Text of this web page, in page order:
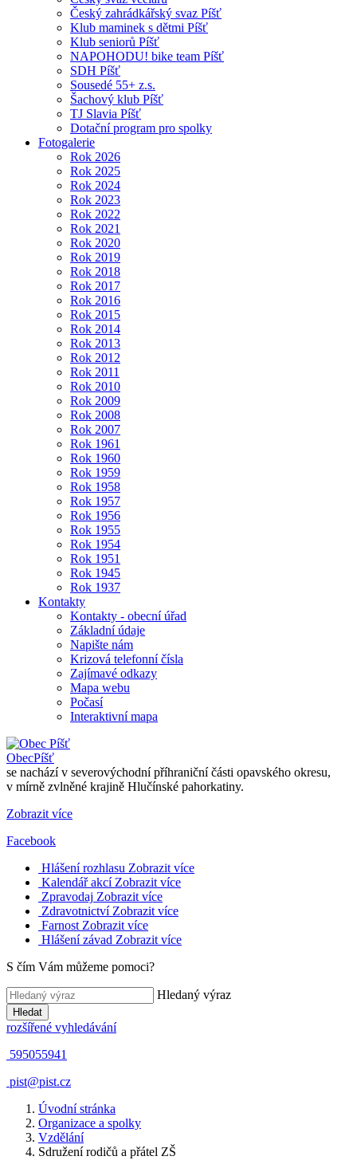
Český zahrádkářský svaz Píšť
Klub maminek s dětmi Píšť
Klub seniorů Píšť
NAPOHODU! bike team Píšť
SDH Píšť
Sousedé 55+ z.s.
Šachový klub Píšť
TJ Slavia Píšť
Dotační program pro spolky
Fotogalerie
Rok 2026
Rok 2025
Rok 2024
Rok 2023
Rok 2022
Rok 2021
Rok 2020
Rok 2019
Rok 2018
Rok 2017
Rok 2016
Rok 2015
Rok 2014
Rok 2013
Rok 2012
Rok 2011
Rok 2010
Rok 2009
Rok 2008
Rok 2007
Rok 1961
Rok 1960
Rok 1959
Rok 1958
Rok 1957
Rok 1956
Rok 1955
Rok 1954
Rok 1951
Rok 1945
Rok 1937
Kontakty
Kontakty - obecní úřad
Základní údaje
Napište nám
Krizová telefonní čísla
Zajímavé odkazy
Mapa webu
Počasí
Interaktivní mapa
ObecPíšť
se nachází v severovýchodní příhraniční části opavského okresu,
v mírně zvlněné krajině Hlučínské pahorkatiny.
Zobrazit více
Facebook
Hlášení rozhlasu Zobrazit více
Kalendář akcí Zobrazit více
Zpravodaj Zobrazit více
Zdravotnictví Zobrazit více
Farnost Zobrazit více
Hlášení závad Zobrazit více
S čím Vám můžeme pomoci?
Hledaný výraz
Hledat
rozšířené vyhledávání
595055941
pist@pist.cz
Úvodní stránka
Organizace a spolky
Vzdělání
Sdružení rodičů a přátel ZŠ